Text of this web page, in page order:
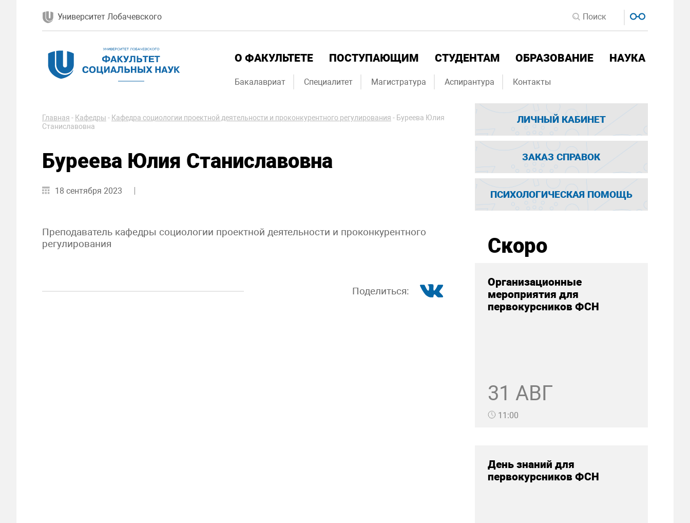
Университет Лобачевского
О ФАКУЛЬТЕТЕ ПОСТУПАЮЩИМ СТУДЕНТАМ ОБРАЗОВАНИЕ НАУКА
Бакалавриат Специалитет Магистратура Аспирантура Контакты
Главная - Кафедры - Кафедра социологии проектной деятельности и проконкурентного регулирования - Буреева Юлия
Станиславовна
Буреева Юлия Станиславовна
18 сентября 2023
Преподаватель кафедры социологии проектной деятельности и проконкурентного
регулирования
Поделиться:
ЛИЧНЫЙ КАБИНЕТ
ЗАКАЗ СПРАВОК
ПСИХОЛОГИЧЕСКАЯ ПОМОЩЬ
Скоро
Организационные
мероприятия для
первокурсников ФСН
31 АВГ
11:00
День знаний для
первокурсников ФСН